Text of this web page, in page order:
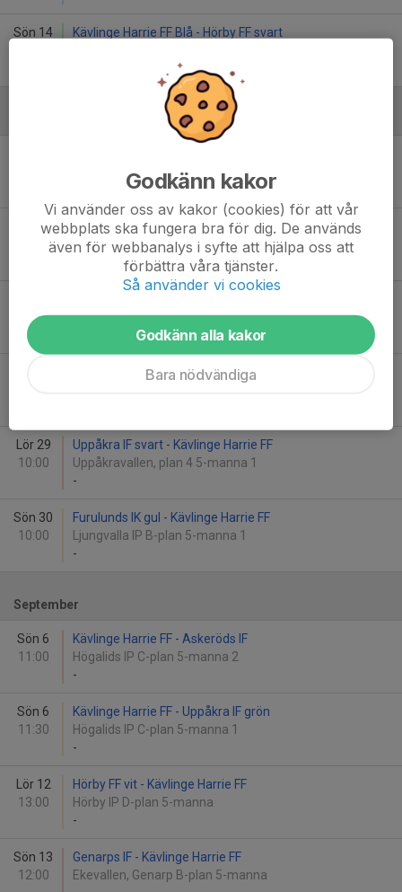
Sön 14
Kävlinge Harrie FF Blå - Hörby FF svart
Tolvans IP konstgräs 7-manna 3
Sön 16
Kävlinge Harrie FF - Höörs IS blå
Högalids IP C-plan 5-manna 2
09:00
Smörlyckans IP, plan 1 7-manna 1
Kävlinge Harrie FF - Hörby FF svart
Lör 29
10:00
Uppåkra IF svart - Kävlinge Harrie FF
Uppåkravallen, plan 4 5-manna 1
-
Sön 30
10:00
Furulunds IK gul - Kävlinge Harrie FF
Ljungvalla IP B-plan 5-manna 1
-
September
Sön 6
11:00
Kävlinge Harrie FF - Askeröds IF
Högalids IP C-plan 5-manna 2
-
Sön 6
11:30
Kävlinge Harrie FF - Uppåkra IF grön
Högalids IP C-plan 5-manna 1
-
Lör 12
13:00
Hörby FF vit - Kävlinge Harrie FF
Hörby IP D-plan 5-manna
-
Sön 13
12:00
Genarps IF - Kävlinge Harrie FF
Ekevallen, Genarp B-plan 5-manna
Godkänn kakor
Vi använder oss av kakor (cookies) för att vår
webbplats ska fungera bra för dig. De används
även för webbanalys i syfte att hjälpa oss att
förbättra våra tjänster.
Så använder vi cookies
Godkänn alla kakor
Bara nödvändiga